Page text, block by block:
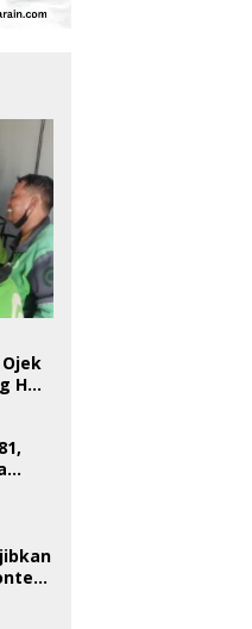
Segera Evaluasi
Sawit di